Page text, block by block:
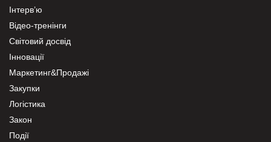
Інтерв’ю
Відео-тренінги
Світовий досвід
Інновації
Маркетинг&Продажі
Закупки
Логістика
Закон
Події